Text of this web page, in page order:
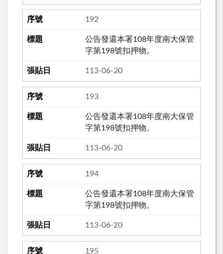
192
公告發還本署108年度南大保管
字第198號扣押物。
113-06-20
193
公告發還本署108年度南大保管
字第198號扣押物。
113-06-20
194
公告發還本署108年度南大保管
字第198號扣押物。
113-06-20
195